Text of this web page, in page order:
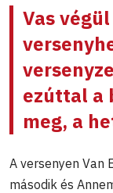
Vas
ezúttal a
meg, a
A versenyen Van
második és